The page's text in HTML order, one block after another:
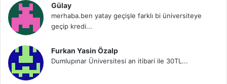
Gülay
merhaba.ben yatay geçişle farklı bi üniversiteye
geçip kredi...
Furkan Yasin Özalp
Dumlupınar Üniversitesi an itibari ile 30TL...